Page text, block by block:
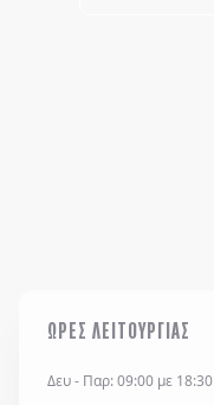
ΩΡΕΣ ΛΕΙΤΟΥΡΓΙΑΣ
Δευ - Παρ: 09:00 με 18:30